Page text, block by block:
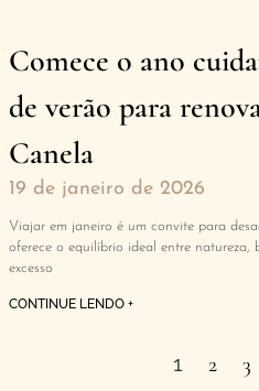
Comece o ano
de verão para
Canela
19 de janeiro de 2026
Viajar em janeiro é um convite para
oferece o equilíbrio ideal entre natureza,
excesso
CONTINUE LENDO +
1 2 3